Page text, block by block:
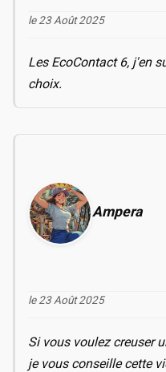
le 23 Août 2025
Les EcoContact 6, j'en
choix.
Ampera
le 23 Août 2025
Si vous voulez creuser
je vous conseille cette